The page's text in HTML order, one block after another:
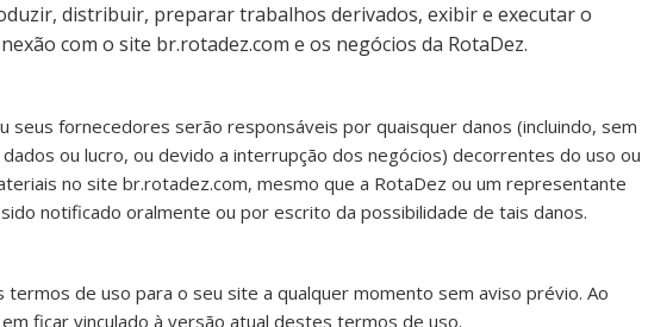
distribuir, preparar trabalhos derivados, exibir e executar o
com o site br.rotadez.com e os negócios da RotaDez.
seus fornecedores serão responsáveis por quaisquer danos (incluindo, sem
ou lucro, ou devido a interrupção dos negócios) decorrentes do uso ou
no site br.rotadez.com, mesmo que a RotaDez ou um representante
notificado oralmente ou por escrito da possibilidade de tais danos.
de uso para o seu site a qualquer momento sem aviso prévio. Ao
ficar vinculado à versão atual destes termos de uso.